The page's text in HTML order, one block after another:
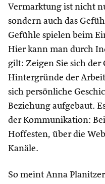
Vermarktung ist nicht
sondern auch das
Gefühle spielen beim
Hier kann man durch
gilt: Zeigen Sie sich der
Hintergründe der
sich persönliche
Beziehung aufgebaut.
der Kommunikation:
Hoffesten, über die
Kanäle.
So meint Anna